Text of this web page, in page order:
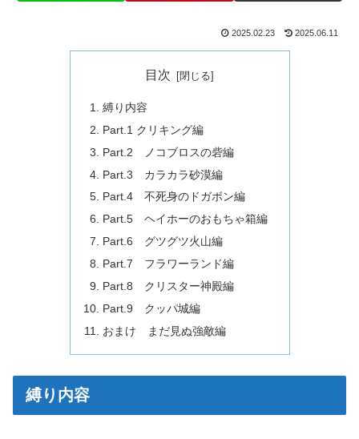
2025.02.23 2025.06.11
目次
縛り内容
Part.1 クリキング編
Part.2 ノコブロスの砦編
Part.3 カラカラ砂漠編
Part.4 不死身のドガボン編
Part.5 ヘイホーのおもちゃ箱編
Part.6 グツグツ火山編
Part.7 フラワーランド編
Part.8 クリスター神殿編
Part.9 クッパ城編
おまけ まだ見ぬ強敵編
縛り内容